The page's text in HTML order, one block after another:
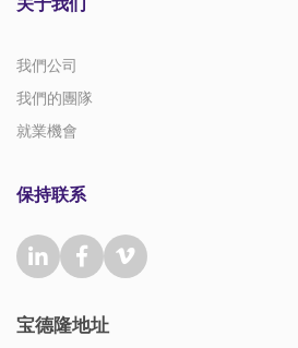
我們公司
我們的團隊
就業機會
保持联系
宝德隆地址